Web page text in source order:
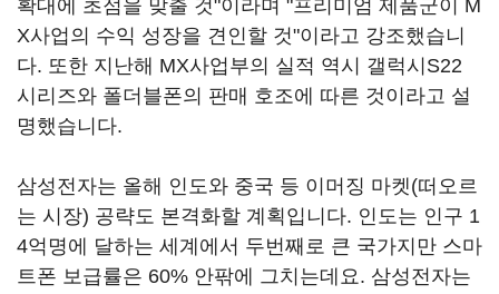
확대에 초점을 맞출 것"이라며 "프리미엄 제품군이 M
X사업의 수익 성장을 견인할 것"이라고 강조했습니
다. 또한 지난해 MX사업부의 실적 역시 갤럭시S22
시리즈와 폴더블폰의 판매 호조에 따른 것이라고 설
명했습니다.
삼성전자는 올해 인도와 중국 등 이머징 마켓(떠오르
는 시장) 공략도 본격화할 계획입니다. 인도는 인구 1
4억명에 달하는 세계에서 두번째로 큰 국가지만 스마
트폰 보급률은 60% 안팎에 그치는데요. 삼성전자는